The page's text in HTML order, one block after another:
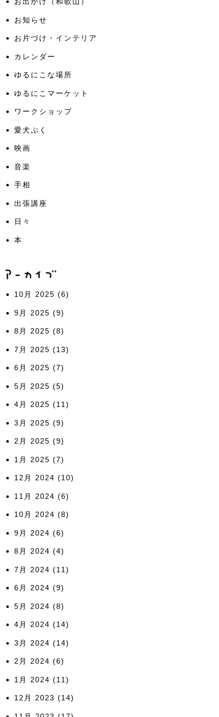
お知らせ
お片づけ・インテリア
カレンダー
ゆるにこな場所
ゆるにこマーケット
ワークショップ
愛犬ぷく
映画
音楽
手相
出張講座
日々
本
10月 2025 (6)
9月 2025 (9)
8月 2025 (8)
7月 2025 (13)
6月 2025 (7)
5月 2025 (5)
4月 2025 (11)
3月 2025 (9)
2月 2025 (9)
1月 2025 (7)
12月 2024 (10)
11月 2024 (6)
10月 2024 (8)
9月 2024 (6)
8月 2024 (4)
7月 2024 (11)
6月 2024 (9)
5月 2024 (8)
4月 2024 (14)
3月 2024 (14)
2月 2024 (6)
1月 2024 (11)
12月 2023 (14)